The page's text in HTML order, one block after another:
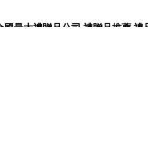
大禮贈品公司,禮贈品推薦,禮
,禮品小物,高級禮品,禮品網站。